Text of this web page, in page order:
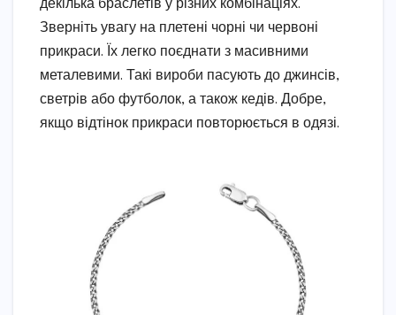
декілька браслетів у різних комбінаціях.
Зверніть увагу на плетені чорні чи червоні
прикраси. Їх легко поєднати з масивними
металевими. Такі вироби пасують до джинсів,
светрів або футболок, а також кедів. Добре,
якщо відтінок прикраси повторюється в одязі.